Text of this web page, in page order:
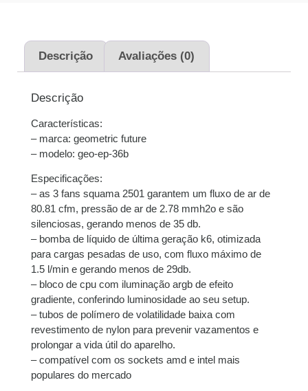
juros
juros
4x deR$132,91
juros
5x deR$106,65
juros
6x deR$89,40com
juros
R$
7x deR$77,39com
juros
8x deR$68,10com
juros
R$544,80
9x de
Descrição Avaliações (0)
Descrição
Características:
– marca: geometric future
– modelo: geo-ep-36b
Especificações:
– as 3 fans squama 2501 garantem um fluxo de ar de
80.81 cfm, pressão de ar de 2.78 mmh2o e são
silenciosas, gerando menos de 35 db.
– bomba de líquido de última geração k6, otimizada
para cargas pesadas de uso, com fluxo máximo de
1.5 l/min e gerando menos de 29db.
– bloco de cpu com iluminação argb de efeito
gradiente, conferindo luminosidade ao seu setup.
– tubos de polímero de volatilidade baixa com
revestimento de nylon para prevenir vazamentos e
prolongar a vida útil do aparelho.
– compatível com os sockets amd e intel mais
populares do mercado